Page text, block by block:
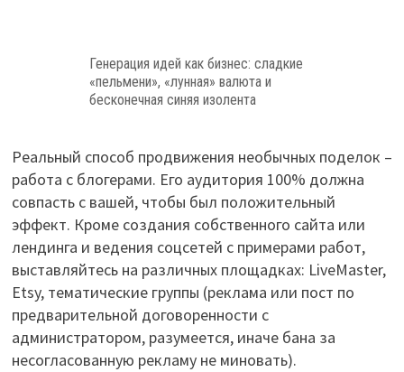
Генерация идей как бизнес: сладкие
«пельмени», «лунная» валюта и
бесконечная синяя изолента
Реальный способ продвижения необычных поделок –
работа с блогерами. Его аудитория 100% должна
совпасть с вашей, чтобы был положительный
эффект. Кроме создания собственного сайта или
лендинга и ведения соцсетей с примерами работ,
выставляйтесь на различных площадках: LiveMaster,
Etsy, тематические группы (реклама или пост по
предварительной договоренности с
администратором, разумеется, иначе бана за
несогласованную рекламу не миновать).